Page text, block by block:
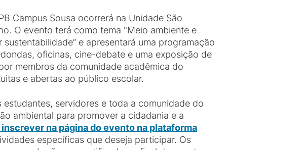
Campus Sousa ocorrerá na Unidade São
O evento terá como tema "Meio ambiente e
e apresentará uma programação
oficinas, cine-debate e uma exposição de
membros da comunidade acadêmica do
e abertas ao público escolar.
servidores e toda a comunidade do
ambiental para promover a cidadania e a
na página do evento na plataforma
específicas que deseja participar. Os